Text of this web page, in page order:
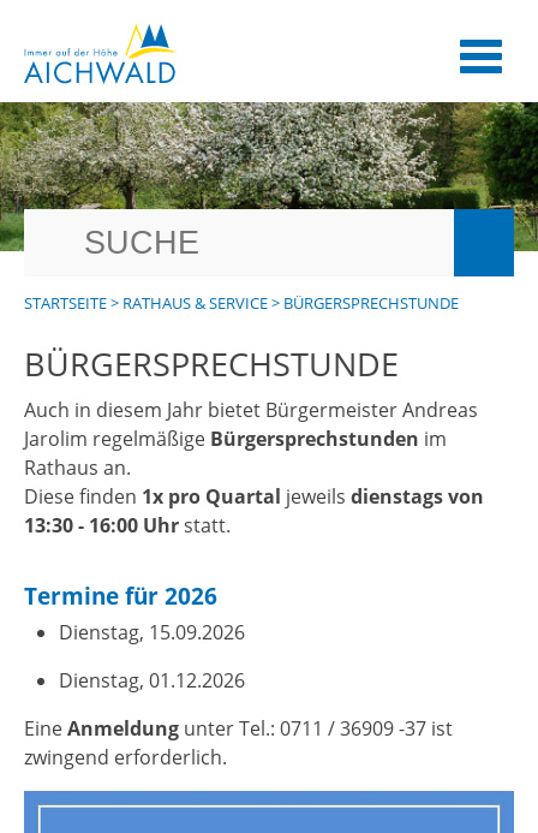
STARTSEITE> RATHAUS & SERVICE> BÜRGERSPRECHSTUNDE
BÜRGERSPRECHSTUNDE
Auch in diesem Jahr bietet Bürgermeister Andreas
Jarolim regelmäßige Bürgersprechstunden im
Rathaus an.
Diese finden 1x pro Quartal jeweils dienstags von
13:30 - 16:00 Uhrstatt.
Termine für 2026
Dienstag, 15.09.2026
Dienstag, 01.12.2026
EineAnmeldung unter Tel.: 0711 / 36909 -37 ist
zwingend erforderlich.